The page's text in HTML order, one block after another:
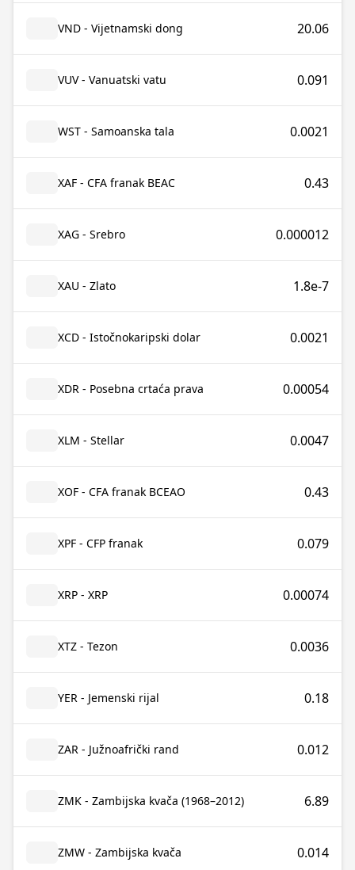
VND - Vijetnamski dong 20.06
VUV - Vanuatski vatu 0.091
WST - Samoanska tala 0.0021
XAF - CFA franak BEAC 0.43
XAG - Srebro 0.000012
XAU - Zlato 1.8e-7
XCD - Istočnokaripski dolar 0.0021
XDR - Posebna crtaća prava 0.00054
XLM - Stellar 0.0047
XOF - CFA franak BCEAO 0.43
XPF - CFP franak 0.079
XRP - XRP 0.00074
XTZ - Tezon 0.0036
YER - Jemenski rijal 0.18
ZAR - Južnoafrički rand 0.012
ZMK - Zambijska kvača (1968–2012) 6.89
ZMW - Zambijska kvača 0.014